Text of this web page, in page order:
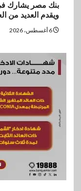
بنك مصر يشارك في
ويقدم العديد من